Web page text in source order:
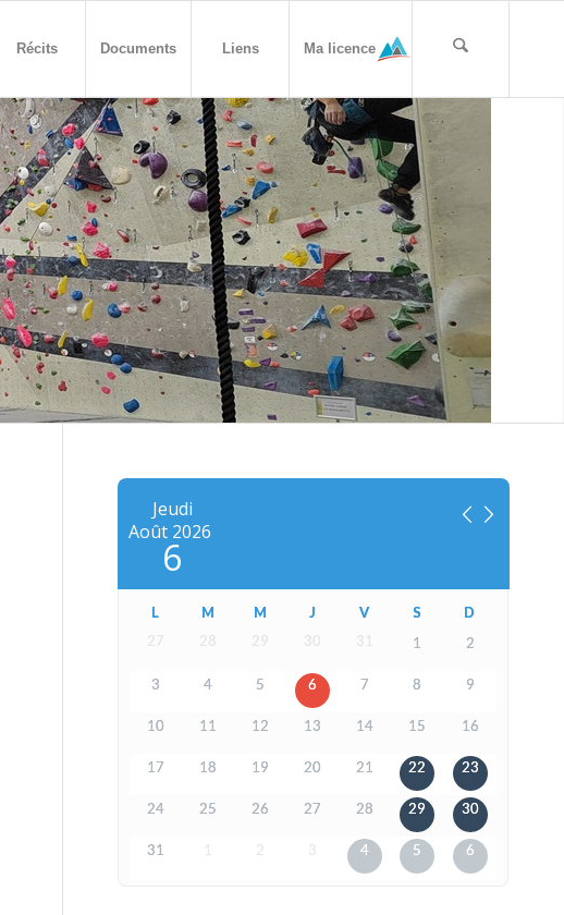
Récits Documents Liens Ma licence
Jeudi
Août 2026
6
L M M J V S D
27 28 29 30 31 1 2
3 4 5 6 7 8 9
10 11 12 13 14 15 16
17 18 19 20 21 22 23
24 25 26 27 28 29 30
31 1 2 3 4 5 6